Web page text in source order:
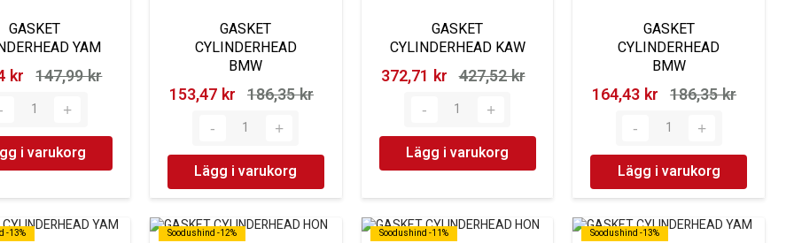
GASKET
YAM
kr‎ 147,99 kr‎
i varukorg
GASKET
CYLINDERHEAD
BMW
153,47 kr‎ 186,35 kr‎
Lägg i varukorg
GASKET
CYLINDERHEAD KAW
372,71 kr‎ 427,52 kr‎
Lägg i varukorg
GASKET
CYLINDERHEAD
BMW
164,43 kr‎ 186,35 kr‎
Lägg i varukorg
-13%
-13%
Soodushind -12%
Soodushind -12%
Soodushind -11%
Soodushind -11%
Soodushind -13%
Soodushind -13%